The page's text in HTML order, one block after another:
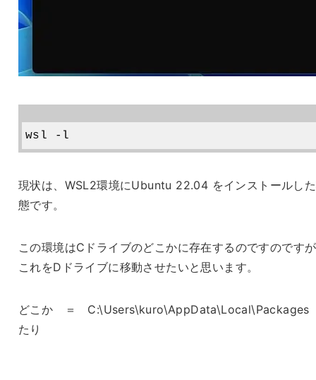
現状は、WSL2環境にUbuntu 22.04 をインストールし
態です。
この環境はCドライブのどこかに存在するのですのです
これをDドライブに移動させたいと思います。
どこか ＝
たり